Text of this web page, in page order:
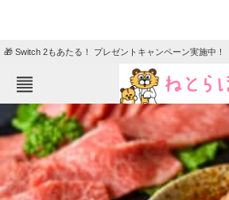
🎁 Switch 2もあたる！ プレゼントキャンペーン実施中！
ねとらぼメニュー
TOP ニュース
エンタメ クイズ
グルメ 地域